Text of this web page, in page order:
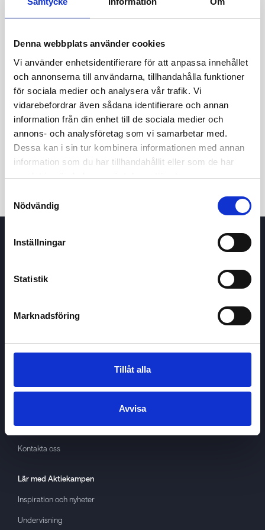
Denna webbplats använder cookies
Vi använder enhetsidentifierare för att anpassa innehållet
och annonserna till användarna, tillhandahålla funktioner
för sociala medier och analysera vår trafik. Vi
vidarebefordrar även sådana identifierare och annan
information från din enhet till de sociala medier och
annons- och analysföretag som vi samarbetar med.
Dessa kan i sin tur kombinera informationen med annan
information som du har tillhandahållit eller som de har
samlat in när du har använt deras tjänster.
Nödvändig
Inställningar
Statistik
Marknadsföring
Tillåt alla
Avvisa
24t 7d 1m 3m 1å 5å
Köp / Sälj
OmAktiekampen
About cookies
GDPR
Kontakta oss
Lär med Aktiekampen
Inspiration och nyheter
Undervisning